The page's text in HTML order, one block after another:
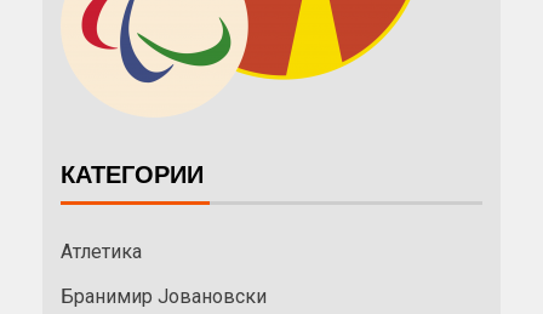
КАТЕГОРИИ
Атлетика
Бранимир Јовановски